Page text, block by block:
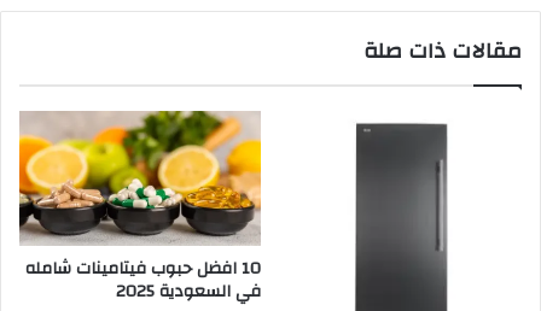
مقالات ذات صلة
10 افضل حبوب فيتامينات شامله​
في السعودية 2025